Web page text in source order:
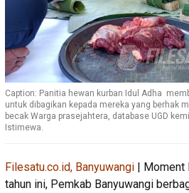
Caption: Panitia hewan kurban Idul Adha
untuk dibagikan kepada mereka yang berhak
becak Warga prasejahtera, database UGD
Istimewa.
Filesatu.co.id, Banyuwangi | Moment
tahun ini, Pemkab Banyuwangi